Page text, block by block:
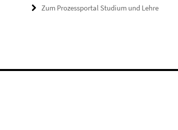
Zum Prozessportal Studium und Lehre